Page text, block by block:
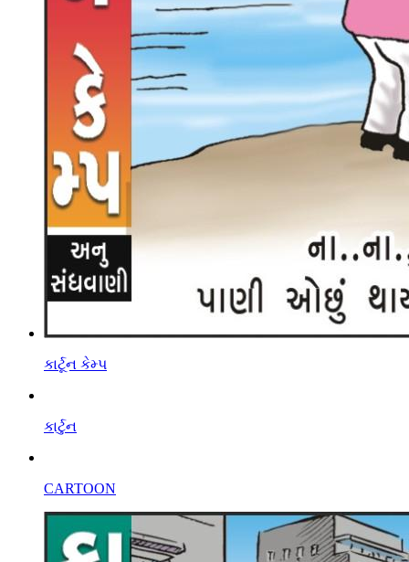
કાર્ટૂન કેમ્પ
કાર્ટુન
CARTOON